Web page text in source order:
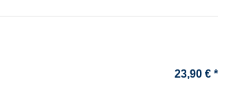
23,90 € *